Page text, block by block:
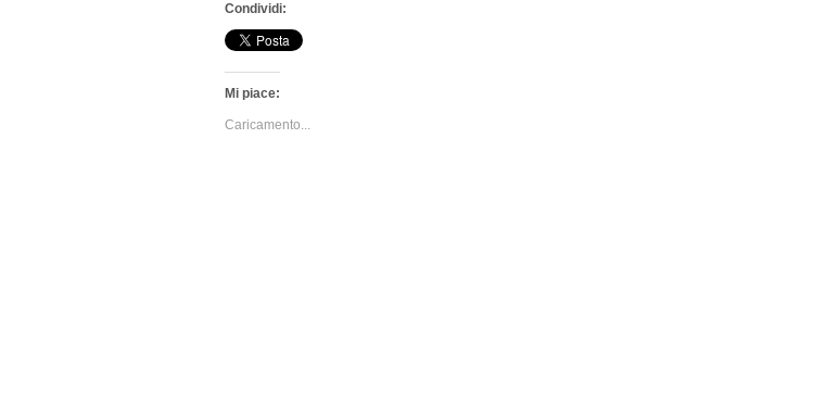
Condividi:
Mi piace:
Caricamento...